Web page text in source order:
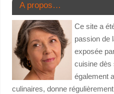
A propos…
Ce site a
passion de
exposée
cuisine dès
également
culinaires, donne